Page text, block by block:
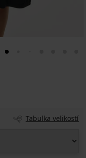
Tabulka velikostí